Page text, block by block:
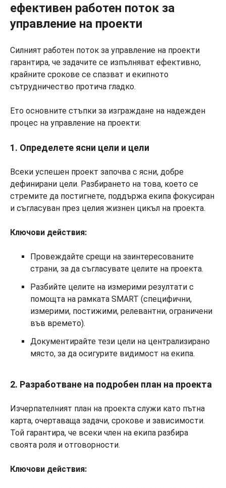
ефективен работен поток за
управление на проекти
Силният работен поток за управление на проекти
гарантира, че задачите се изпълняват ефективно,
крайните срокове се спазват и екипното
сътрудничество протича гладко.
Ето основните стъпки за изграждане на надежден
процес на управление на проекти:
1. Определете ясни цели и цели
Всеки успешен проект започва с ясни, добре
дефинирани цели. Разбирането на това, което се
стремите да постигнете, поддържа екипа фокусиран
и съгласуван през целия жизнен цикъл на проекта.
Ключови действия:
Провеждайте срещи на заинтересованите
страни, за да съгласувате целите на проекта.
Разбийте целите на измерими резултати с
помощта на рамката SMART (специфични,
измерими, постижими, релевантни, ограничени
във времето).
Документирайте тези цели на централизирано
място, за да осигурите видимост на екипа.
2. Разработване на подробен план на проекта
Изчерпателният план на проекта служи като пътна
карта, очертаваща задачи, срокове и зависимости.
Той гарантира, че всеки член на екипа разбира
своята роля и отговорности.
Ключови действия: